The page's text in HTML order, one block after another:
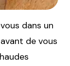
dans un
de vous